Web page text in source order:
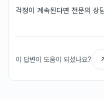
걱정이 계속된다면 전문의 상
이 답변이 도움이 되셨나요?